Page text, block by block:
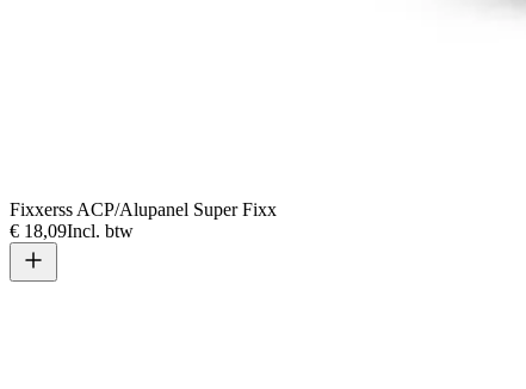
Fixxerss ACP/Alupanel Super Fixx
€ 18,09Incl. btw